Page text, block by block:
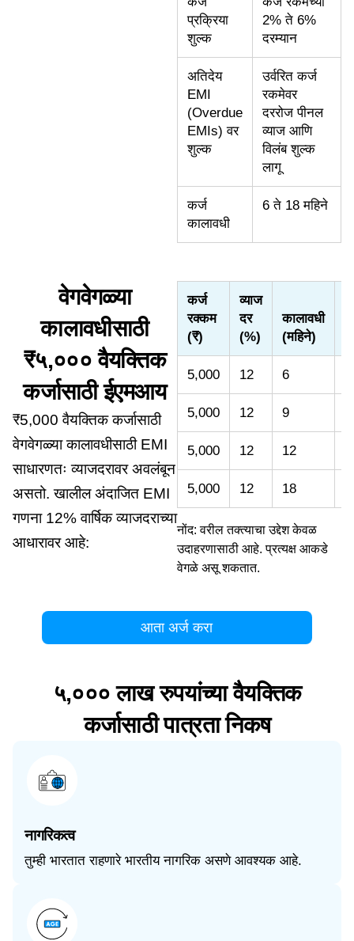
प्रक्रिया
शुल्क
2% ते 6%
दरम्यान
अतिदेय
EMI
(Overdue
EMIs) वर
शुल्क
उर्वरित कर्ज
रकमेवर
दररोज पीनल
व्याज आणि
विलंब शुल्क
लागू
कर्ज
कालावधी
6 ते 18 महिने
वेगवेगळ्या
कालावधीसाठी
₹५,००० वैयक्तिक
कर्जासाठी ईएमआय
₹5,000 वैयक्तिक कर्जासाठी
वेगवेगळ्या कालावधीसाठी EMI
साधारणतः व्याजदरावर अवलंबून
असतो. खालील अंदाजित EMI
गणना 12% वार्षिक व्याजदराच्या
आधारावर आहे:
कर्ज
रक्कम
(₹)
व्याज
दर
(%)
कालावधी
(महिने)
5,000 12 6
5,000 12 9
5,000 12 12
5,000 12 18
नोंद: वरील तक्त्याचा उद्देश केवळ
उदाहरणासाठी आहे. प्रत्यक्ष आकडे
वेगळे असू शकतात.
आता अर्ज करा
५,००० लाख रुपयांच्या वैयक्तिक
कर्जासाठी पात्रता निकष
नागरिकत्व
तुम्ही भारतात राहणारे भारतीय नागरिक असणे आवश्यक आहे.